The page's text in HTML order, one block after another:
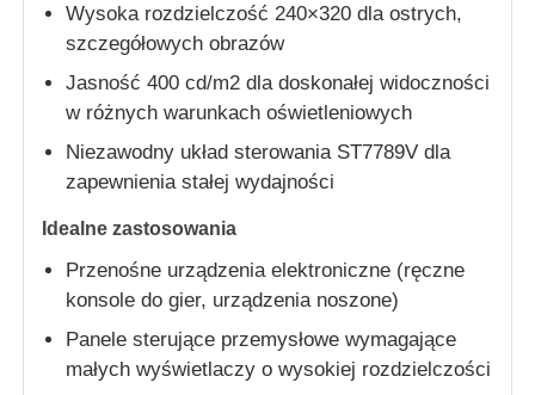
Wycieczka po fabryce
Kontrola jakości
Skontaktuj się z nami
Wiadomości
Wysoka rozdzielczość 240×320 dla ostrych,
szczegółowych obrazów
Jasność 400 cd/m2 dla doskonałej widoczności
w różnych warunkach oświetleniowych
Niezawodny układ sterowania ST7789V dla
zapewnienia stałej wydajności
Idealne zastosowania
Przenośne urządzenia elektroniczne (ręczne
konsole do gier, urządzenia noszone)
Panele sterujące przemysłowe wymagające
małych wyświetlaczy o wysokiej rozdzielczości